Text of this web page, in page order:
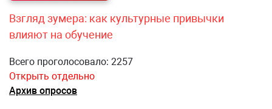
Взгляд зумера: как культурные привычки
влияют на обучение
Всего проголосовало: 2257
Открыть отдельно
Архив опросов